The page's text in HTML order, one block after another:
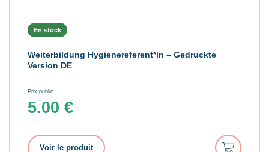
En stock
Weiterbildung Hygienereferent*in – Gedruckte
Version DE
Prix public
5.00 €
Voir le produit
Ajouter